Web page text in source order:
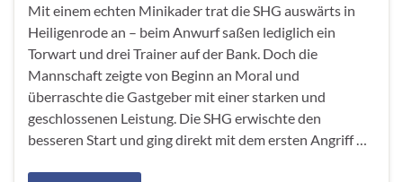
Mit einem echten Minikader trat die SHG auswärts in
Heiligenrode an – beim Anwurf saßen lediglich ein
Torwart und drei Trainer auf der Bank. Doch die
Mannschaft zeigte von Beginn an Moral und
überraschte die Gastgeber mit einer starken und
geschlossenen Leistung. Die SHG erwischte den
besseren Start und ging direkt mit dem ersten Angriff …